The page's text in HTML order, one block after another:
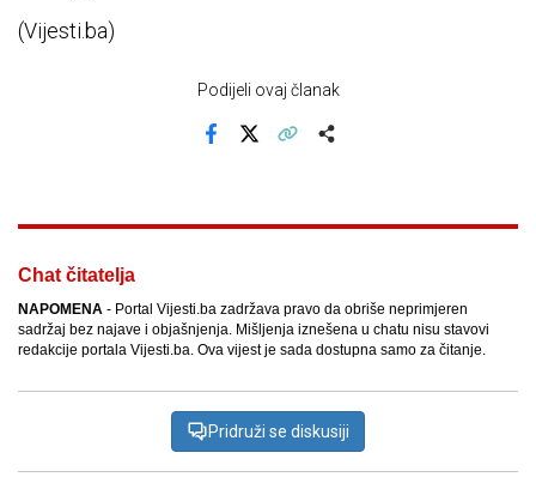
(Vijesti.ba)
Podijeli ovaj članak
Chat čitatelja
NAPOMENA - Portal Vijesti.ba zadržava pravo da obriše neprimjeren
sadržaj bez najave i objašnjenja. Mišljenja iznešena u chatu nisu stavovi
redakcije portala Vijesti.ba. Ova vijest je sada dostupna samo za čitanje.
Pridruži se diskusiji